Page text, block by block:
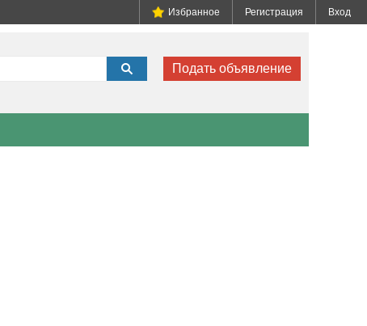
Подать объявление
Избранное Регистрация Вход